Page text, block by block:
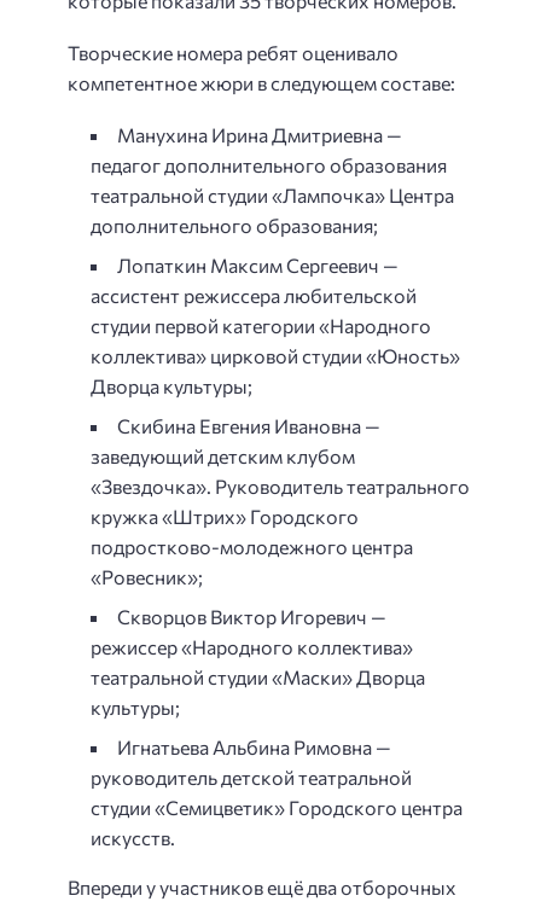
Творческие номера ребят оценивало
компетентное жюри в следующем составе:
Манухина Ирина Дмитриевна —
педагог дополнительного образования
театральной студии «Лампочка» Центра
дополнительного образования;
Лопаткин Максим Сергеевич —
ассистент режиссера любительской
студии первой категории «Народного
коллектива» цирковой студии «Юность»
Дворца культуры;
Скибина Евгения Ивановна —
заведующий детским клубом
«Звездочка». Руководитель театрального
кружка «Штрих» Городского
подростково-молодежного центра
«Ровесник»;
Скворцов Виктор Игоревич —
режиссер «Народного коллектива»
театральной студии «Маски» Дворца
культуры;
Игнатьева Альбина Римовна —
руководитель детской театральной
студии «Семицветик» Городского центра
искусств.
Впереди у участников ещё два отборочных